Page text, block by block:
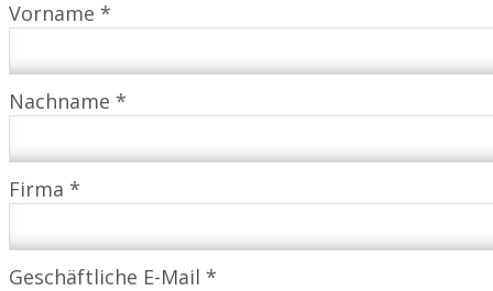
Vorname *
Nachname *
Firma *
Geschäftliche E-Mail *